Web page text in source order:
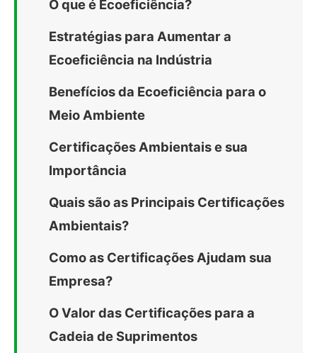
O que é Ecoeficiência?
Estratégias para Aumentar a
Ecoeficiência na Indústria
Benefícios da Ecoeficiência para o
Meio Ambiente
Certificações Ambientais e sua
Importância
Quais são as Principais Certificações
Ambientais?
Como as Certificações Ajudam sua
Empresa?
O Valor das Certificações para a
Cadeia de Suprimentos